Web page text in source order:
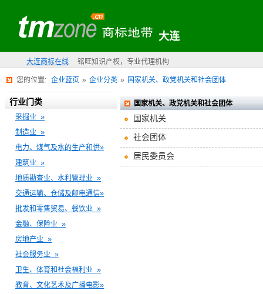
大连
大连商标在线 铭旺知识产权，专业代理机构
您的位置: 企业蓝页 » 企业分类 » 国家机关、政党机关和社会团体
行业门类
采掘业 »
制造业 »
电力、煤气及水的生产和供»
建筑业 »
地质勘查业、水利管理业 »
交通运输、仓储及邮电通信»
批发和零售贸易、餐饮业 »
金融、保险业 »
房地产业 »
社会服务业 »
卫生、体育和社会福利业 »
教育、文化艺术及广播电影»
国家机关、政党机关和社会团体
国家机关
社会团体
居民委员会